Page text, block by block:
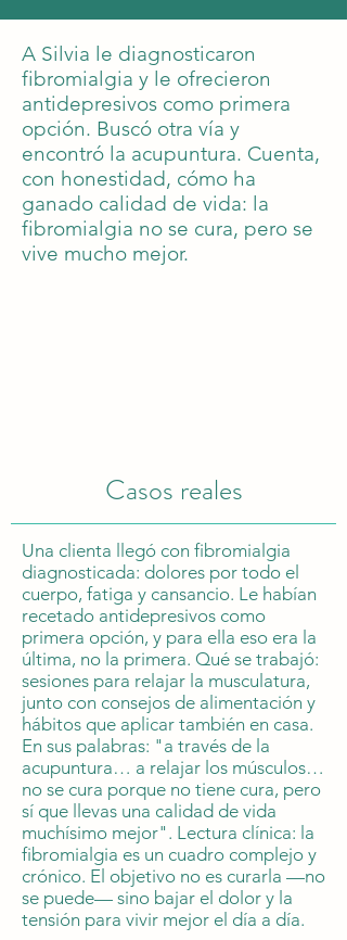
A Silvia le diagnosticaron
fibromialgia y le ofrecieron
antidepresivos como primera
opción. Buscó otra vía y
encontró la acupuntura. Cuenta,
con honestidad, cómo ha
ganado calidad de vida: la
fibromialgia no se cura, pero se
vive mucho mejor.
Casos reales
Una clienta llegó con fibromialgia
diagnosticada: dolores por todo el
cuerpo, fatiga y cansancio. Le habían
recetado antidepresivos como
primera opción, y para ella eso era la
última, no la primera. Qué se trabajó:
sesiones para relajar la musculatura,
junto con consejos de alimentación y
hábitos que aplicar también en casa.
En sus palabras: "a través de la
acupuntura… a relajar los músculos…
no se cura porque no tiene cura, pero
sí que llevas una calidad de vida
muchísimo mejor". Lectura clínica: la
fibromialgia es un cuadro complejo y
crónico. El objetivo no es curarla —no
se puede— sino bajar el dolor y la
tensión para vivir mejor el día a día.